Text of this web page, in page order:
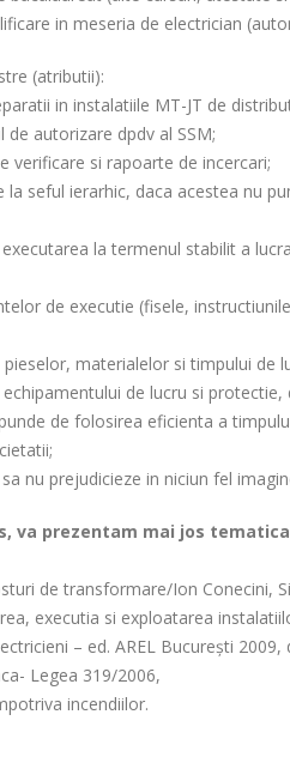
in meseria de electrician
(atributii):
in instalatiile MT-JT de
autorizare dpdv al SSM;
verificare si rapoarte de incercari;
seful ierarhic, daca acestea nu
la termenul stabilit a
de executie (fisele,
materialelor si timpului de
de lucru si
de folosirea eficienta a
nu prejudicieze in niciun fel
va prezentam mai jos
de transformare/Ion Conecini,
executia si exploatarea
– ed. AREL București 2009,
Legea 319/2006,
incendiilor.